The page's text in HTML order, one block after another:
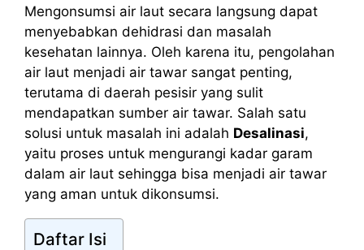
Mengonsumsi air laut secara langsung dapat
menyebabkan dehidrasi dan masalah
kesehatan lainnya. Oleh karena itu, pengolahan
air laut menjadi air tawar sangat penting,
terutama di daerah pesisir yang sulit
mendapatkan sumber air tawar. Salah satu
solusi untuk masalah ini adalah Desalinasi,
yaitu proses untuk mengurangi kadar garam
dalam air laut sehingga bisa menjadi air tawar
yang aman untuk dikonsumsi.
Daftar Isi